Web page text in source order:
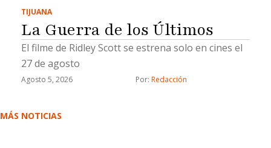
TIJUANA
La Guerra de los Últimos
El filme de Ridley Scott se estrena solo en cines el
27 de agosto
Agosto 5, 2026 Por: Redacción
MÁS NOTICIAS